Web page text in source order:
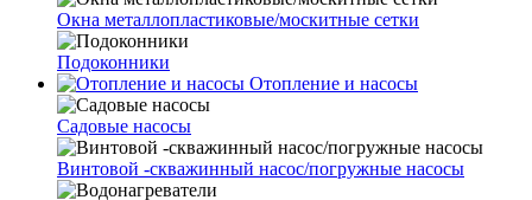
Окна металлопластиковые/москитные сетки
Подоконники
Отопление и насосы
Cадовые насосы
Винтовой -скважинный насос/погружные насосы